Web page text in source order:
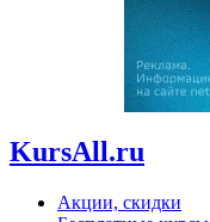
KursAll.ru
Акции, скидки